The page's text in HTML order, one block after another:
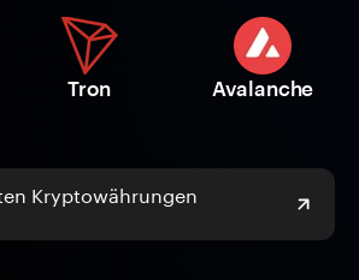
Tron Avalanche
Kryptowährungen